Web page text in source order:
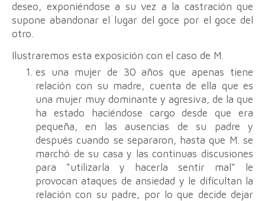
deseo, exponiéndose a su vez a la castración que
supone abandonar el lugar del goce por el goce del
otro.
Ilustraremos esta exposición con el caso de M.
es una mujer de 30 años que apenas tiene
relación con su madre, cuenta de ella que es
una mujer muy dominante y agresiva, de la que
ha estado haciéndose cargo desde que era
pequeña, en las ausencias de su padre y
después cuando se separaron, hasta que M. se
marchó de su casa y las continuas discusiones
para “utilizarla y hacerla sentir mal” le
provocan ataques de ansiedad y le dificultan la
relación con su padre, por lo que decide dejar